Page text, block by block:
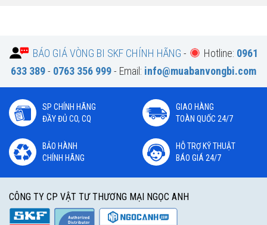
BÁO GIÁ VÒNG BI SKF CHÍNH HÃNG - Hotline: 0961
633 389- 0763 356 999- Email: info@muabanvongbi.com
SP CHÍNH HÃNG
ĐẦY ĐỦ CO, CQ
GIAO HÀNG
TOÀN QUỐC 24/7
BẢO HÀNH
CHÍNH HÃNG
HỖ TRỢ KỸ THUẬT
BÁO GIÁ 24/7
CÔNG TY CP VẬT TƯ THƯƠNG MẠI NGỌC ANH